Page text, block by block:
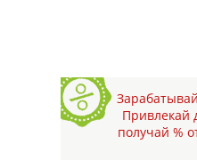
Привлекай
получай %